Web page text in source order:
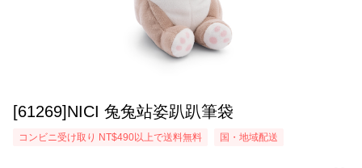
[61269]NICI 兔兔站姿趴趴筆袋
コンビニ受け取り NT$490以上で送料無料 国・地域配送